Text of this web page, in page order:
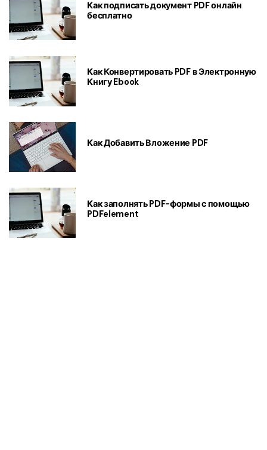
Как подписать документ PDF онлайн
бесплатно
Как Конвертировать PDF в Электронную
Книгу Ebook
Как Добавить Вложение PDF
Как заполнять PDF-формы с помощью
PDFelement